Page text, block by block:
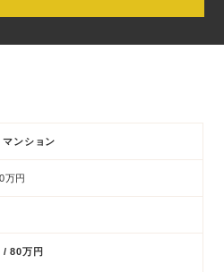
ンション
万円
80万円